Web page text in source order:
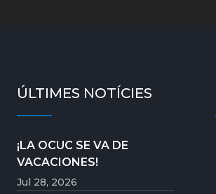
ÚLTIMES NOTÍCIES
¡LA OCUC SE VA DE
VACACIONES!
Jul 28, 2026